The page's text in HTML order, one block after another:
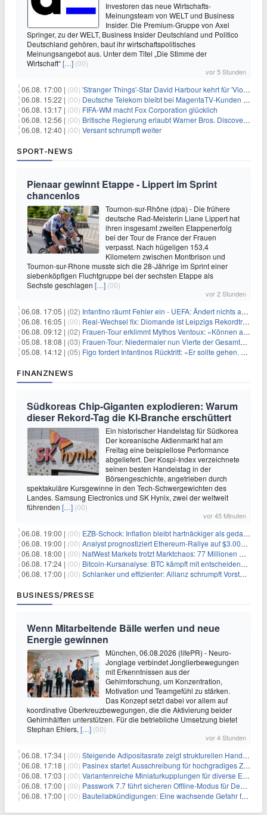
Investoren das neue Wirtschafts-
Meinungsteam von WELT und Business
Insider. Die Premium-Gruppe von Axel
Springer, zu der WELT, Business Insider Deutschland und Politico
Deutschland gehören, baut ihr wirtschaftspolitisches
Meinungsangebot aus. Unter dem Titel „Die Stimme der
Wirtschaft“[…] (00)
vor 5 Stunden
06.08. 17:00 | (00) 'Stranger Things'-Star David Harbour kehrt für 'Violent Night 2' zurück – Kristen Bell stößt zur Besetzung
06.08. 15:22 | (00) Deutsche Telekom bleibt bei MagentaTV-Kunden vage
06.08. 13:17 | (00) FIFA-WM macht Fox Corporation glücklich
06.08. 12:56 | (00) Britische Regierung erlaubt Warner Bros. Discovery-Übernahme
06.08. 12:40 | (00) Versant schrumpft weiter
SPORT-NEWS
Pienaar gewinnt Etappe - Lippert im Sprint
chancenlos
Tournon-sur-Rhône (dpa) - Die frühere
deutsche Rad-Meisterin Liane Lippert hat
ihren insgesamt zweiten Etappenerfolg
bei der Tour de France der Frauen
verpasst. Nach hügeligen 153,4
Kilometern zwischen Montbrison und
Tournon-sur-Rhone musste sich die 28-Jährige im Sprint einer
siebenköpfigen Fluchtgruppe bei der sechsten Etappe als
Sechste geschlagen […] (00)
vor 2 Stunden
06.08. 17:05 | (02) Infantino räumt Fehler ein - UEFA: Ändert nichts an Boykott
06.08. 16:05 | (00) Real-Wechsel fix: Diomande ist Leipzigs Rekordtransfer
06.08. 09:12 | (02) Frauen-Tour erklimmt Mythos Ventoux: «Können alles schaffen»
05.08. 18:08 | (03) Frauen-Tour: Niedermaier nun Vierte der Gesamtwertung
05.08. 14:12 | (05) Figo fordert Infantinos Rücktritt: «Er sollte gehen. Jetzt»
FINANZNEWS
Südkoreas Chip-Giganten explodieren: Warum
dieser Rekord-Tag die KI-Branche erschüttert
Ein historischer Handelstag für Südkorea
Der koreanische Aktienmarkt hat am
Freitag eine beispiellose Performance
abgeliefert. Der Kospi-Index verzeichnete
seinen besten Handelstag in der
Börsengeschichte, angetrieben durch
spektakuläre Kursgewinne in den Tech-Schwergewichten des
Landes. Samsung Electronics und SK Hynix, zwei der weltweit
führenden […] (00)
vor 45 Minuten
06.08. 19:00 | (00) EZB-Schock: Inflation bleibt hartnäckiger als gedacht – 2027 wird zum kritischen Test
06.08. 19:00 | (00) Analyst prognostiziert Ethereum-Rallye auf $3.000 nach entscheidendem On-Chain-Ausbruch
06.08. 18:00 | (00) NatWest Markets trotzt Marktchaos: 77 Millionen Pfund Gewinn im ersten Halbjahr
06.08. 17:24 | (00) Bitcoin-Kursanalyse: BTC kämpft mit entscheidender $65K-Hürde, während sich ein Liquidationscluster aufbaut
06.08. 17:00 | (00) Schlanker und effizienter: Allianz schrumpft Vorstand auf 8 Köpfe – das steckt dahinter
BUSINESS/PRESSE
Wenn Mitarbeitende Bälle werfen und neue
Energie gewinnen
München, 06.08.2026 (lifePR) - Neuro-
Jonglage verbindet Jonglierbewegungen
mit Erkenntnissen aus der
Gehirnforschung, um Konzentration,
Motivation und Teamgefühl zu stärken.
Das Konzept setzt dabei vor allem auf
koordinative Überkreuzbewegungen, die die Aktivierung beider
Gehirnhälften unterstützen. Für die betriebliche Umsetzung bietet
Stephan Ehlers, […] (00)
vor 4 Stunden
06.08. 17:34 | (00) Steigende Adipositasrate zeigt strukturellen Handlungsbedarf bei der Ernährung schulpflichtiger Kinder
06.08. 17:18 | (00) Pasinex startet Ausschreibung für hochgradiges Zinksulfidkonzentrat mit Germanium- und Silbergehalten und stellt ein Betriebsupdate bereit
06.08. 17:03 | (00) Variantenreiche Miniaturkupplungen für diverse Einsatzbereiche
06.08. 17:00 | (00) Passwork 7.7 führt sicheren Offline-Modus für Desktop- und Mobile-Apps ein
06.08. 17:00 | (00) Bauteilabkündigungen: Eine wachsende Gefahr für industrielle Elektroniksysteme